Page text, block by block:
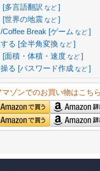
多言語翻訳 など ]
[世界の地震 など ]
Break [ゲーム など ]
る [全半角変換 など ]
[面積・体積・速度 など ]
る [パスワード作成 など ]
ゾンでのお買い物はこち